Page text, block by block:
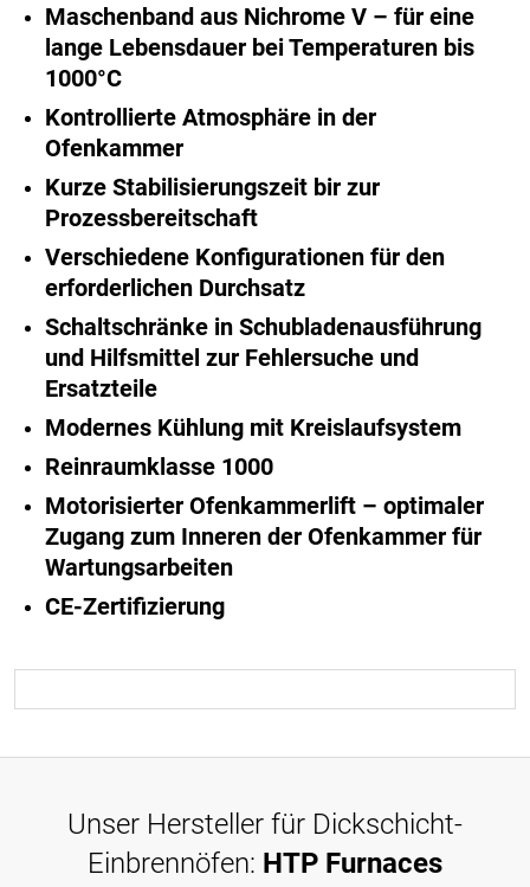
Maschenband aus Nichrome V – für eine
lange Lebensdauer bei Temperaturen bis
1000°C
Kontrollierte Atmosphäre in der
Ofenkammer
Kurze Stabilisierungszeit bir zur
Prozessbereitschaft
Verschiedene Konfigurationen für den
erforderlichen Durchsatz
Schaltschränke in Schubladenausführung
und Hilfsmittel zur Fehlersuche und
Ersatzteile
Modernes Kühlung mit Kreislaufsystem
Reinraumklasse 1000
Motorisierter Ofenkammerlift – optimaler
Zugang zum Inneren der Ofenkammer für
Wartungsarbeiten
CE-Zertifizierung
Unser Hersteller für Dickschicht-
Einbrennöfen: HTP Furnaces